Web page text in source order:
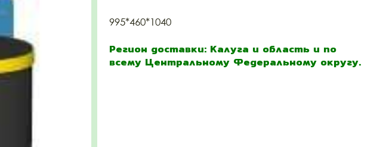
995*460*1040
Регион доставки: Калуга и область и по
всему Центральному Федеральному округу.